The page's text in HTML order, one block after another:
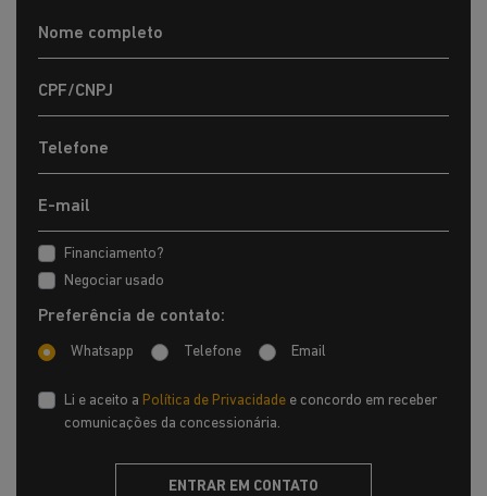
Financiamento?
Negociar usado
Preferência de contato:
Whatsapp Telefone Email
Li e aceito a Política de Privacidade e concordo em receber
comunicações da concessionária.
ENTRAR EM CONTATO